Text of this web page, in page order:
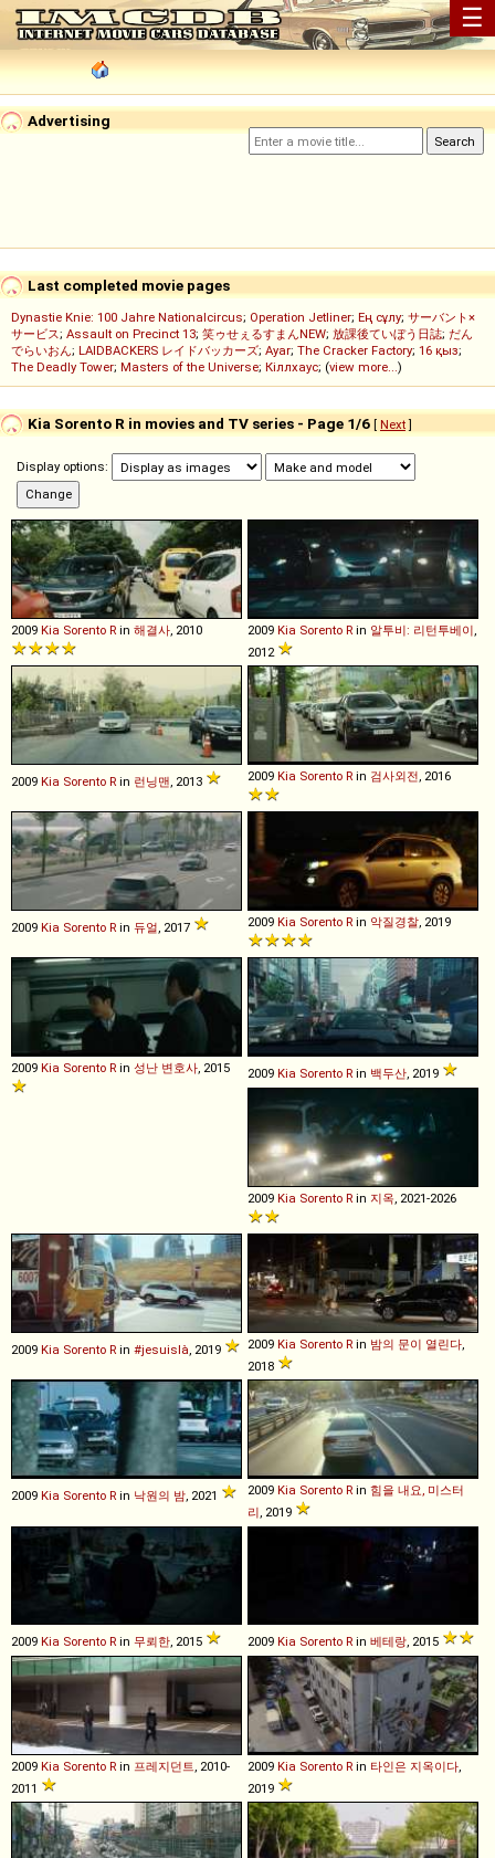
☰
Advertising
Last completed movie pages
Dynastie Knie: 100 Jahre Nationalcircus; Operation Jetliner; Ең сұлу; サーバント×
サービス; Assault on Precinct 13; 笑ゥせぇるすまんNEW; 放課後ていぼう日誌; だん
でらいおん; LAIDBACKERS レイドバッカーズ; Ayar; The Cracker Factory; 16 қыз;
The Deadly Tower; Masters of the Universe; Кіллхаус; (view more...)
Kia Sorento R in movies and TV series - Page 1/6 [ Next]
Display options:
2009 Kia Sorento R in 해결사 , 2010 2009 Kia Sorento R in 알투비: 리턴투베이
2012
2009 Kia Sorento R in 런닝맨 , 2013 2009 Kia Sorento R in 검사외전 , 2016
2009 Kia Sorento R in 듀얼 , 2017 2009 Kia Sorento R in 악질경찰 , 2019
2009 Kia Sorento R in 성난 변호사 , 2015 2009 Kia Sorento R in 백두산 , 2019
2009 Kia Sorento R in 지옥 , 2021-2026
2009 Kia Sorento R in #jesuislà , 2019 2009 Kia Sorento R in 밤의 문이 열린다
2018
2009 Kia Sorento R in 낙원의 밤 , 2021 2009 Kia Sorento R in 힘을 내요, 미스터
리 , 2019
2009 Kia Sorento R in 무뢰한, 2015 2009 Kia Sorento R in 베테랑, 2015
2009 Kia Sorento R in 프레지던트, 2010-
2011
2009 Kia Sorento R in 타인은 지옥이다,
2019